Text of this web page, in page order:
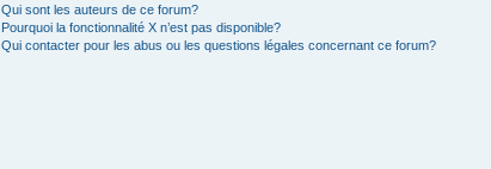
Qui sont les auteurs de ce forum?
Pourquoi la fonctionnalité X n’est pas disponible?
Qui contacter pour les abus ou les questions légales concernant ce forum?